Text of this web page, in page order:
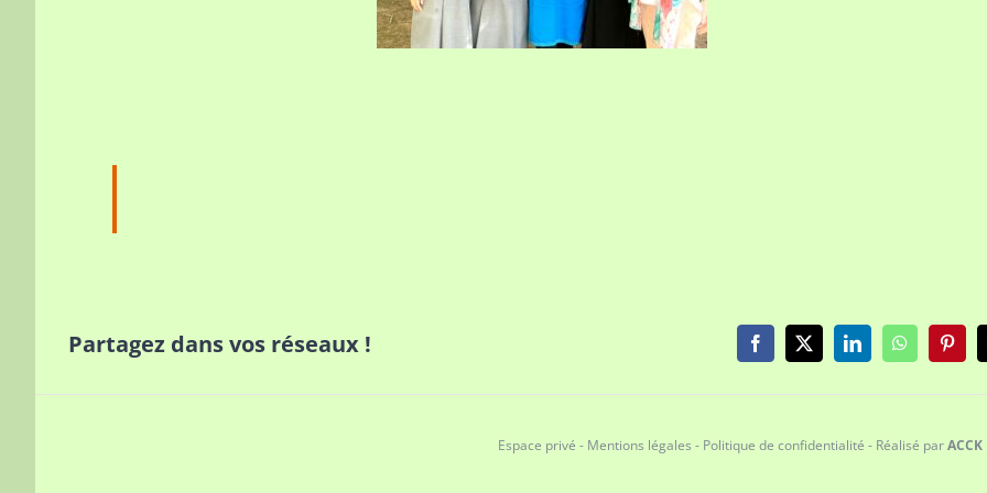
Partagez dans vos réseaux ! Facebook
X LinkedInWhatsApp
Espace privé - Mentions légales - Politique de confidentialité - Réalisé parACCK